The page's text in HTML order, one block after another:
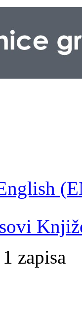
zapisa